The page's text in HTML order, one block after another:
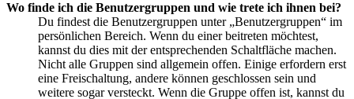
Wo finde ich die Benutzergruppen und wie trete ich ihnen bei?
Du findest die Benutzergruppen unter „Benutzergruppen“ im
persönlichen Bereich. Wenn du einer beitreten möchtest,
kannst du dies mit der entsprechenden Schaltfläche machen.
Nicht alle Gruppen sind allgemein offen. Einige erfordern erst
eine Freischaltung, andere können geschlossen sein und
weitere sogar versteckt. Wenn die Gruppe offen ist, kannst du